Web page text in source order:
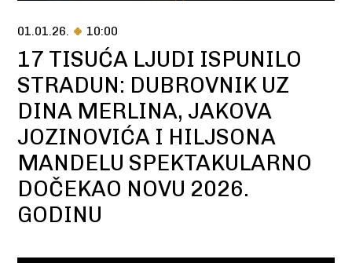
01.01.26. 10:00
17 TISUĆA LJUDI ISPUNILO
STRADUN: DUBROVNIK UZ
DINA MERLINA, JAKOVA
JOZINOVIĆA I HILJSONA
MANDELU SPEKTAKULARNO
DOČEKAO NOVU 2026.
GODINU